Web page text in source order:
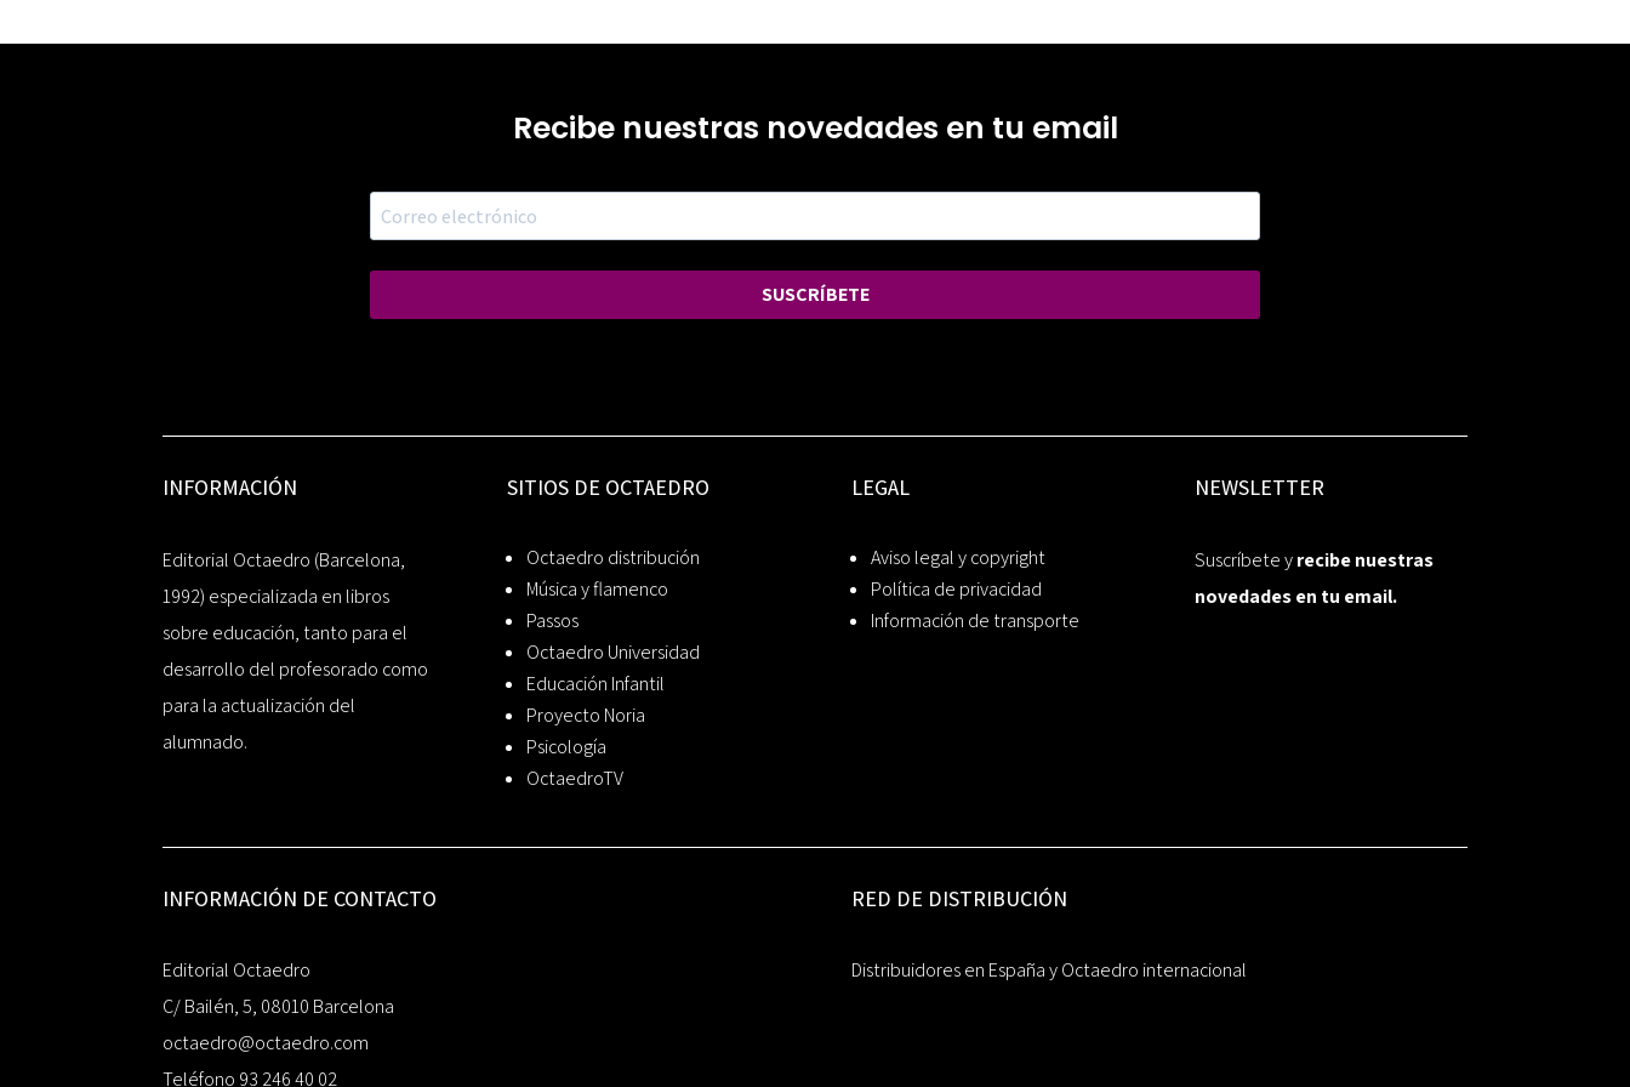
Recibe nuestras novedades en tu email
SUSCRÍBETE
INFORMACIÓN
Editorial Octaedro (Barcelona,
1992) especializada en libros
sobre educación, tanto para el
desarrollo del profesorado como
para la actualización del
alumnado.
SITIOS DE OCTAEDRO
Octaedro distribución
Música y flamenco
Passos
Octaedro Universidad
Educación Infantil
Proyecto Noria
Psicología
OctaedroTV
LEGAL
Aviso legal y copyright
Política de privacidad
Información de transporte
NEWSLETTER
Suscríbete yrecibe nuestras
novedades en tu email.
INFORMACIÓN DE CONTACTO
Editorial Octaedro
C/ Bailén, 5, 08010 Barcelona
octaedro@octaedro.com
Teléfono 93 246 40 02
RED DE DISTRIBUCIÓN
Distribuidores en España y Octaedro internacional